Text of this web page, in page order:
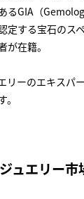
るGIA（
定する宝石のス
が在籍。
リーのエキスパ
ュエリー